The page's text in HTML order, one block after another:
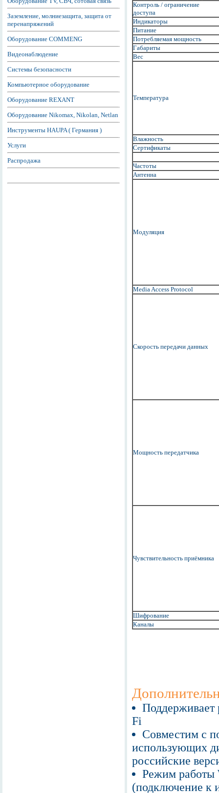
Заземление, молниезащита, защита от
перенапряжений
Оборудование COMMENG
Видеонаблюдение
Системы безопасности
Компьютерное оборудование
Оборудование REXANT
Оборудование Nikomax, Nikolan, Netlan
Инструменты HAUPA ( Германия )
Услуги
Распродажа
Контроль / ограничение
доступа
Индикаторы
Питание
Потребляемая мощность
Габариты
Вес
Температура
Влажность
Сертификаты
Частоты
Антенна
Модуляция
Media Access Protocol
Скорость передачи данных
Мощность передатчика
Чувствительность приёмника
Шифрование
Каналы
Fi
Совместим с
использующих
российские
Режим работы
(подключение к